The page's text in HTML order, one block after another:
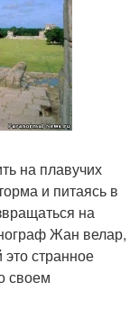
на плавучих
и питаясь в
на
Жан велар,
странное
своем